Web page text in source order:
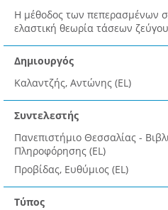
Η μέθοδος των πεπερασμένων
ελαστική θεωρία τάσεων
Δημιουργός
Καλαντζής, Αντώνης (EL)
Συντελεστής
Πανεπιστήμιο Θεσσαλίας -
Πληροφόρησης (EL)
Προβίδας, Ευθύμιος (EL)
Τύπος